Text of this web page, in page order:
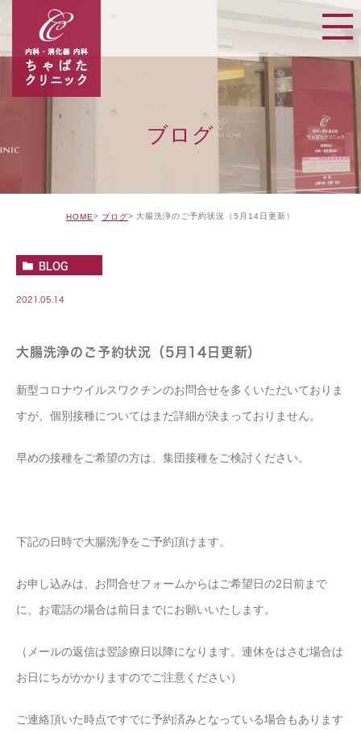
ブログ
HOME ブログ 大腸洗浄のご予約状況（5月14日更新）
BLOG
2021.05.14
大腸洗浄のご予約状況（5月14日更新）
新型コロナウイルスワクチンのお問合せを多くいただいておりま
すが、個別接種についてはまだ詳細が決まっておりません。
早めの接種をご希望の方は、集団接種をご検討ください。
下記の日時で大腸洗浄をご予約頂けます。
お申し込みは、お問合せフォームからはご希望日の2日前まで
に、お電話の場合は前日までにお願いいたします。
（メールの返信は翌診療日以降になります。連休をはさむ場合は
お日にちがかかりますのでご注意ください）
ご連絡頂いた時点ですでに予約済みとなっている場合もあります